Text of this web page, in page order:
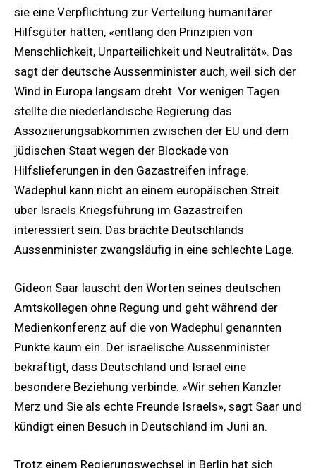
sie eine Verpflichtung zur Verteilung humanitärer
Hilfsgüter hätten, «entlang den Prinzipien von
Menschlichkeit, Unparteilichkeit und Neutralität». Das
sagt der deutsche Aussenminister auch, weil sich der
Wind in Europa langsam dreht. Vor wenigen Tagen
stellte die niederländische Regierung das
Assoziierungsabkommen zwischen der EU und dem
jüdischen Staat wegen der Blockade von
Hilfslieferungen in den Gazastreifen infrage.
Wadephul kann nicht an einem europäischen Streit
über Israels Kriegsführung im Gazastreifen
interessiert sein. Das brächte Deutschlands
Aussenminister zwangsläufig in eine schlechte Lage.
Gideon Saar lauscht den Worten seines deutschen
Amtskollegen ohne Regung und geht während der
Medienkonferenz auf die von Wadephul genannten
Punkte kaum ein. Der israelische Aussenminister
bekräftigt, dass Deutschland und Israel eine
besondere Beziehung verbinde. «Wir sehen Kanzler
Merz und Sie als echte Freunde Israels», sagt Saar und
kündigt einen Besuch in Deutschland im Juni an.
Trotz einem Regierungswechsel in Berlin hat sich